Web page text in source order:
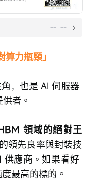
-- --
力瓶頸」
，也是 AI 伺服器
者。
領域的絕對王
領先良率與封裝技
供應商。如果看好
最高的標的。